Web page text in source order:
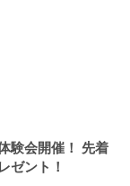
験会開催！ 先着
ゼント！